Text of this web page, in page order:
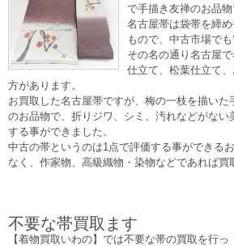
で手描き友禅のお品物
名古屋帯は袋帯を締
もので、中古市場で
その名の通り名古屋
仕立て、松葉仕立て
方があります。
お買取した名古屋帯ですが、梅の一枝を描いた
のお品物で、折りジワ、シミ、汚れなどがない
する事ができました。
中古の帯というのは1点で評価する事ができる
なく、作家物、高級織物・染物などであれば買
不要な帯買取ます
【着物買取いわの】では不要な帯の買取を行っ